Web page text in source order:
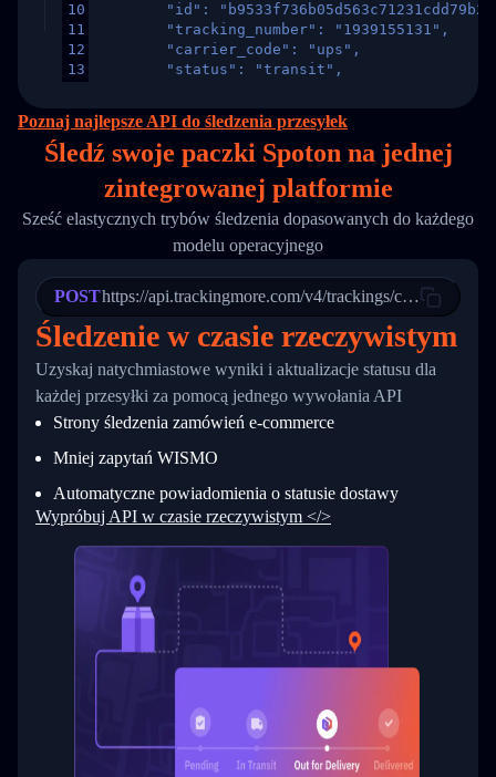
10
11
12
13
16
17
20
21
24
26
27
28
29
30
31
32
33
34
"id":
        "tracking_number": "1939155131",
        "carrier_code": "ups",
        "status": "transit",
        "itemTimeLength": 2,
        "weblink": "",
        "phone": null,
        "trackinfo": [
          {
            "Date": "2017-03-08 04: 22: 00",
"StatusDescription": "Departed
          },
          {
            "Date": "2017-03-06 15:28:00",
"StatusDescription": "Shipment
"Details": "BEIJING-
          }
        ]
      }
  }
}
Poznaj najlepsze API do śledzenia przesyłek
Śledź swoje paczki Spoton na jednej
zintegrowanej platformie
Sześć elastycznych trybów śledzenia dopasowanych do każdego
modelu operacyjnego
POSThttps://api.trackingmore.com/v4/trackings/create
Śledzenie w czasie rzeczywistym
Uzyskaj natychmiastowe wyniki i aktualizacje statusu dla
każdej przesyłki za pomocą jednego wywołania API
Strony śledzenia zamówień e-commerce
Mniej zapytań WISMO
Automatyczne powiadomienia o statusie dostawy
Wypróbuj API w czasie rzeczywistym </>